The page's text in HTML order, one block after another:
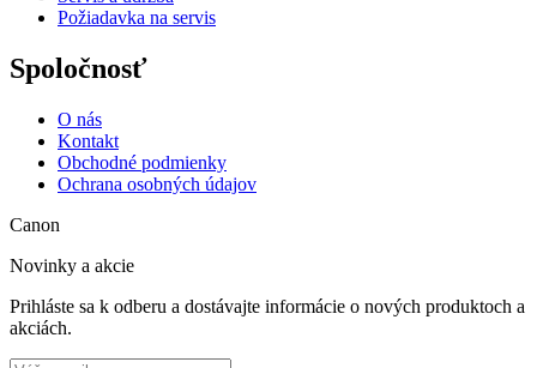
Požiadavka na servis
Spoločnosť
O nás
Kontakt
Obchodné podmienky
Ochrana osobných údajov
Canon
Novinky a akcie
Prihláste sa k odberu a dostávajte informácie o nových produktoch a
akciách.